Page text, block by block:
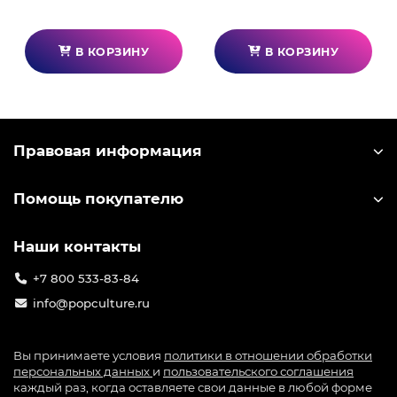
В КОРЗИНУ В КОРЗИНУ
Правовая информация
Помощь покупателю
Наши контакты
+7 800 533-83-84
info@popculture.ru
Вы принимаете условия политики в отношении обработки
персональных данных и пользовательского соглашения
каждый раз, когда оставляете свои данные в любой форме